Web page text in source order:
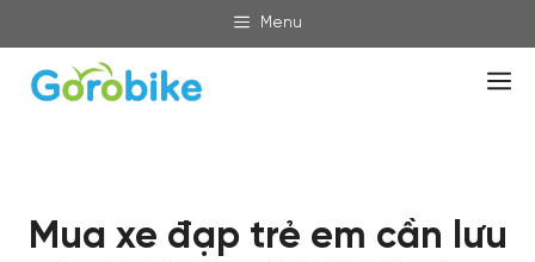
to
content
Menu
Mua xe đạp trẻ em cần lưu